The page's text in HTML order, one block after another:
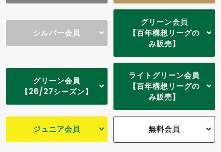
シルバー会員
グリーン会員
【百年構想リーグの
み販売】
グリーン会員
【26/27シーズン】
ライトグリーン会員
【百年構想リーグの
み販売】
ジュニア会員 無料会員